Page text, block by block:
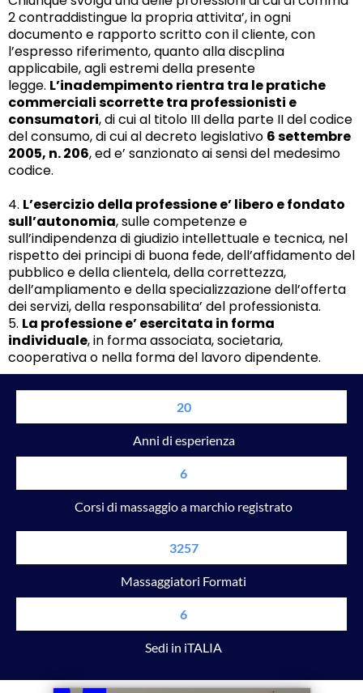
2 contraddistingue la propria attivita’, in ogni
documento e rapporto scritto con il cliente, con
l’espresso riferimento, quanto alla discplina
applicabile, agli estremi della presente
legge. L’inadempimento rientra tra le pratiche
commerciali scorrette tra professionisti e
consumatori, di cui al titolo III della parte II del codice
del consumo, di cui al decreto legislativo 6 settembre
2005, n. 206, ed e’ sanzionato ai sensi del medesimo
codice.
4. L’esercizio della professione e’ libero e fondato
sull’autonomia, sulle competenze e
sull’indipendenza di giudizio intellettuale e tecnica, nel
rispetto dei principi di buona fede, dell’affidamento del
pubblico e della clientela, della correttezza,
dell’ampliamento e della specializzazione dell’offerta
dei servizi, della responsabilita’ del professionista.
5. La professione e’ esercitata in forma
individuale, in forma associata, societaria,
cooperativa o nella forma del lavoro dipendente.
20
Anni di esperienza
6
Corsi di massaggio a marchio registrato
3257
Massaggiatori Formati
6
Sedi in iTALIA